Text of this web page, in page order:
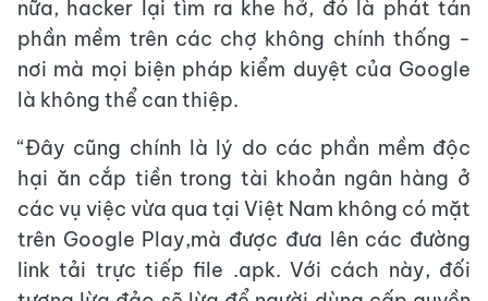
nữa, hacker lại tìm ra khe hở, đó là phát tán
phần mềm trên các chợ không chính thống -
nơi mà mọi biện pháp kiểm duyệt của Google
là không thể can thiệp.
“Đây cũng chính là lý do các phần mềm độc
hại ăn cắp tiền trong tài khoản ngân hàng ở
các vụ việc vừa qua tại Việt Nam không có mặt
trên Google Play,mà được đưa lên các đường
link tải trực tiếp file .apk. Với cách này, đối